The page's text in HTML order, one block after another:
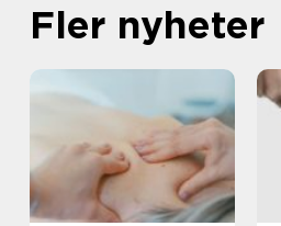
Fler nyheter